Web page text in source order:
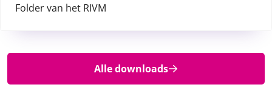
Folder van het RIVM
Alle downloads